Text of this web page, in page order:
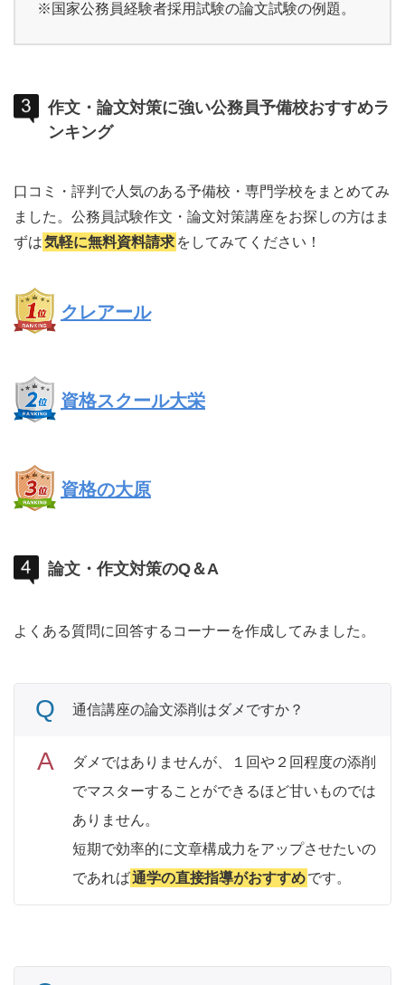
※国家公務員経験者採用試験の論文試験の例題。
作文・論文対策に強い公務員予備校おすすめラ
ンキング
口コミ・評判で人気のある予備校・専門学校をまとめてみ
ました。公務員試験作文・論文対策講座をお探しの方はま
ずは気軽に無料資料請求 をしてみてください！
クレアール
資格スクール大栄
資格の大原
論文・作文対策のQ＆A
よくある質問に回答するコーナーを作成してみました。
通信講座の論文添削はダメですか？
ダメではありませんが、１回や２回程度の添削
でマスターすることができるほど甘いものでは
ありません。
短期で効率的に文章構成力をアップさせたいの
であれば通学の直接指導がおすすめです。